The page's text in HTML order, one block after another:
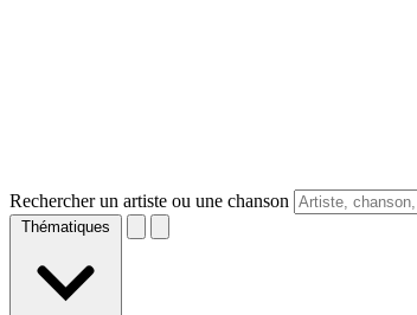
Rechercher un artiste ou une chanson
Thématiques